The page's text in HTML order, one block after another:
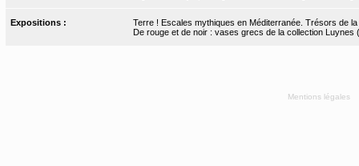
Expositions :
Terre ! Escales mythiques en Méditerranée. Trésors de
De rouge et de noir : vases grecs de la collection Luynes
Mentions légales